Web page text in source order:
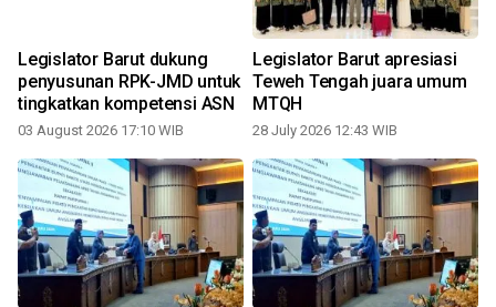
Legislator Barut dukung
penyusunan RPK-JMD untuk
tingkatkan kompetensi ASN
03 August 2026 17:10 WIB
Legislator Barut apresiasi
Teweh Tengah juara umum
MTQH
28 July 2026 12:43 WIB